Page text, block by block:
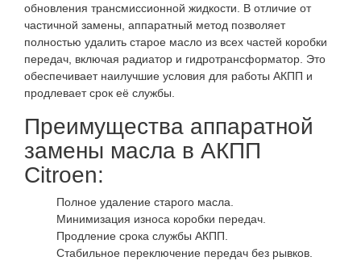
обновления трансмиссионной жидкости. В отличие от
частичной замены, аппаратный метод позволяет
полностью удалить старое масло из всех частей коробки
передач, включая радиатор и гидротрансформатор. Это
обеспечивает наилучшие условия для работы АКПП и
продлевает срок её службы.
Преимущества аппаратной
замены масла в АКПП
Citroen:
Полное удаление старого масла.
Минимизация износа коробки передач.
Продление срока службы АКПП.
Стабильное переключение передач без рывков.